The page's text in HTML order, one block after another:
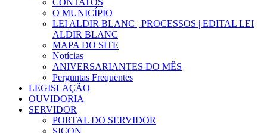
CONTATOS
O MUNICÍPIO
LEI ALDIR BLANC | PROCESSOS | EDITAL LEI
ALDIR BLANC
MAPA DO SITE
Notícias
ANIVERSARIANTES DO MÊS
Perguntas Frequentes
LEGISLAÇÃO
OUVIDORIA
SERVIDOR
PORTAL DO SERVIDOR
SICON